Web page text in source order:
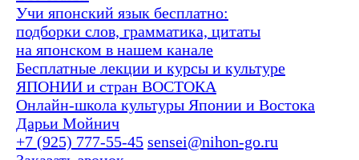
Учи японский язык бесплатно:
подборки слов, грамматика, цитаты
на японском в нашем канале
Бесплатные лекции и курсы и культуре
ЯПОНИИ и стран ВОСТОКА
Онлайн-школа культуры Японии и Востока
Дарьи Мойнич
+7 (925) 777-55-45 sensei@nihon-go.ru